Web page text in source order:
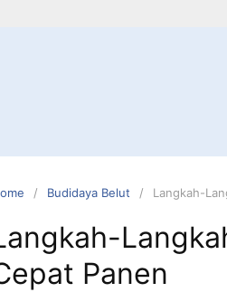
Budidaya Belut Langkah-
Panen